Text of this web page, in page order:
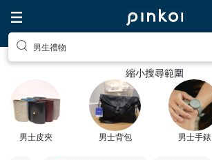
男生禮物
縮小搜尋範圍
男士皮夾 男士背包 男士手錶